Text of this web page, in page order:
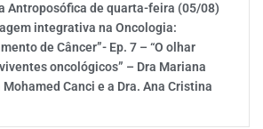
Antroposófica de quarta-feira (05/08)
integrativa na Oncologia:
de Câncer”- Ep. 7 – “O olhar
oncológicos” – Dra Mariana
Canci e a Dra. Ana Cristina